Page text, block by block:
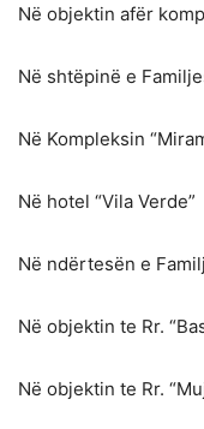
Në objektin afër
Në shtëpinë e
Në Kompleksin
Në hotel “Vila Verde”
Në ndërtesën e
Në objektin te Rr.
Në objektin te Rr.